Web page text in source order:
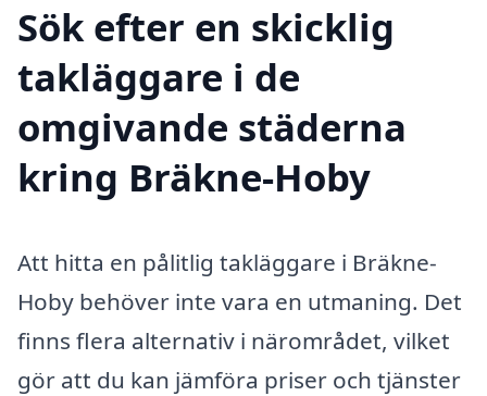
Sök efter en skicklig
takläggare i de
omgivande städerna
kring Bräkne-Hoby
Att hitta en pålitlig takläggare i Bräkne-
Hoby behöver inte vara en utmaning. Det
finns flera alternativ i närområdet, vilket
gör att du kan jämföra priser och tjänster